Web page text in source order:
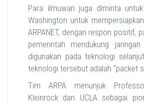
Para ilmuwan juga diminta
Washington untuk
ARPANET, dengan respon positif,
pemerintah mendukung
digunakan pada teknologi
teknologi tersebut adalah “packet
Tim ARPA menunjuk
Kleinrock dan UCLA sebagai